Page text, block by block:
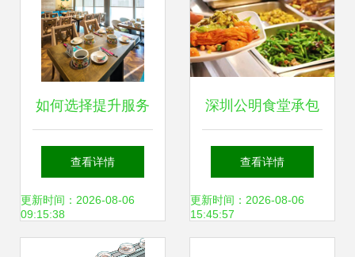
如何选择提升服务
员气质的餐饮工作
服？
查看详情
更新时间：2026-08-06
09:15:38
深圳公明食堂承包
提升机关单位饭堂
服务品质的专业选
查看详情
更新时间：2026-08-06
15:45:57